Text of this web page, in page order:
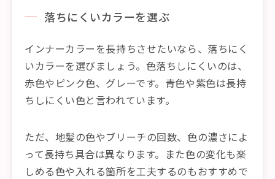
落ちにくいカラーを選ぶ
インナーカラーを長持ちさせたいなら、落ちにく
いカラーを選びましょう。色落ちしにくいのは、
赤色やピンク色、グレーです。青色や紫色は長持
ちしにくい色と言われています。
ただ、地髪の色やブリーチの回数、色の濃さによ
って長持ち具合は異なります。また色の変化も楽
しめる色や入れる箇所を工夫するのもおすすめで